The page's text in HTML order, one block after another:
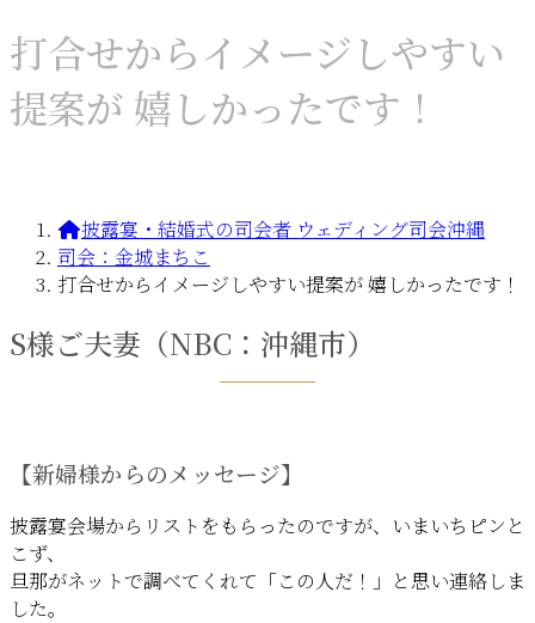
打合せからイメージしやすい
提案が 嬉しかったです！
披露宴・結婚式の司会者 ウェディング司会沖縄
司会：金城まちこ
打合せからイメージしやすい提案が 嬉しかったです！
S様ご夫妻（NBC：沖縄市）
【新婦様からのメッセージ】
披露宴会場からリストをもらったのですが、いまいちピンと
こず、
旦那がネットで調べてくれて「この人だ！」と思い連絡しま
した。